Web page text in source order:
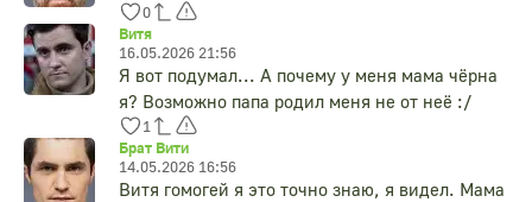
0
Витя
16.05.2026 21:56
Я вот подумал... А почему у меня мама чёрна
я? Возможно папа родил меня не от неё :/
1
Брат Вити
14.05.2026 16:56
Витя гомогей я это точно знаю, я видел. Мама